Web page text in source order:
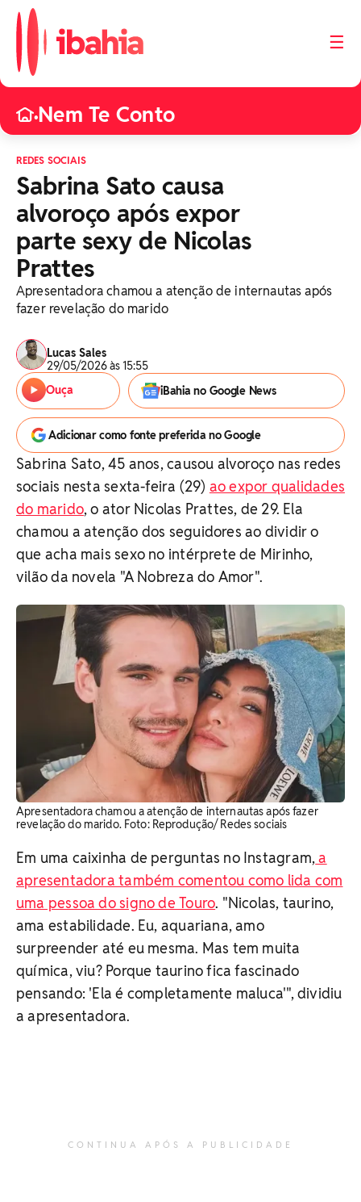
☰
•Nem Te Conto
REDES SOCIAIS
Sabrina Sato causa
alvoroço após expor
parte sexy de Nicolas
Prattes
Apresentadora chamou a atenção de internautas após
fazer revelação do marido
Lucas Sales
29/05/2026 às 15:55
Ouça
iBahia no Google News
Adicionar como fonte preferida no Google
Sabrina Sato, 45 anos, causou alvoroço nas redes
sociais nesta sexta-feira (29) ao expor qualidades
do marido, o ator Nicolas Prattes, de 29. Ela
chamou a atenção dos seguidores ao dividir o
que acha mais sexo no intérprete de Mirinho,
vilão da novela "A Nobreza do Amor".
Apresentadora chamou a atenção de internautas após fazer
revelação do marido. Foto: Reprodução/ Redes sociais
Em uma caixinha de perguntas no Instagram,a
apresentadora também comentou como lida com
uma pessoa do signo de Touro. "Nicolas, taurino,
ama estabilidade. Eu, aquariana, amo
surpreender até eu mesma. Mas tem muita
química, viu? Porque taurino fica fascinado
pensando: 'Ela é completamente maluca'", dividiu
a apresentadora.
CONTINUA APÓS A PUBLICIDADE